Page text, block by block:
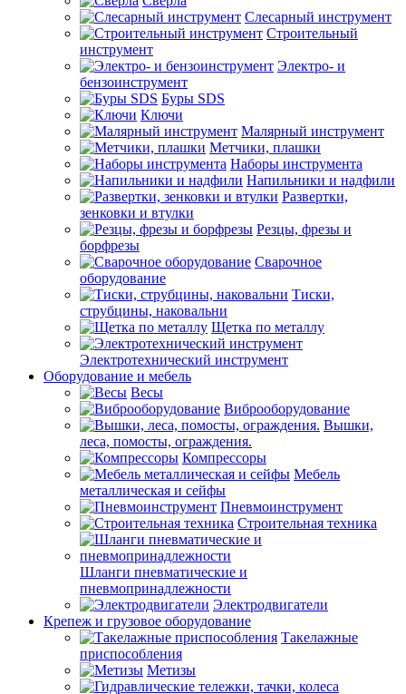
Слесарный инструмент
Строительный
инструмент
Электро- и
бензоинструмент
Буры SDS
Ключи
Малярный инструмент
Метчики, плашки
Наборы инструмента
Напильники и надфили
Развертки,
зенковки и втулки
Резцы, фрезы и
борфрезы
Сварочное
оборудование
Тиски,
струбцины, наковальни
Щетка по металлу
Электротехнический инструмент
Оборудование и мебель
Весы
Виброоборудование
Вышки,
леса, помосты, ограждения.
Компрессоры
Мебель
металлическая и сейфы
Пневмоинструмент
Строительная техника
Шланги пневматические и
пневмопринадлежности
Электродвигатели
Крепеж и грузовое оборудование
Такелажные
приспособления
Метизы